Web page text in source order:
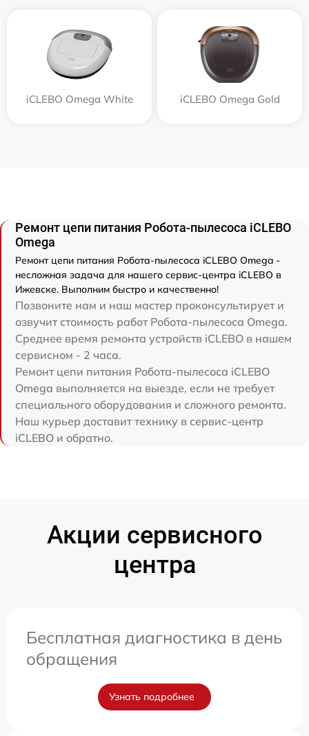
iCLEBO Omega White iCLEBO Omega Gold
Ремонт цепи питания Робота-пылесоса iCLEBO
Omega
Ремонт цепи питания Робота-пылесоса iCLEBO Omega -
несложная задача для нашего сервис-центра iCLEBO в
Ижевске. Выполним быстро и качественно!
Позвоните нам и наш мастер проконсультирует и
озвучит стоимость работ Робота-пылесоса Omega.
Среднее время ремонта устройств iCLEBO в нашем
сервисном - 2 часа.
Ремонт цепи питания Робота-пылесоса iCLEBO
Omega выполняется на выезде, если не требует
специального оборудования и сложного ремонта.
Наш курьер доставит технику в сервис-центр
iCLEBO и обратно.
Акции сервисного
центра
Бесплатная диагностика в день
обращения
Узнать подробнее